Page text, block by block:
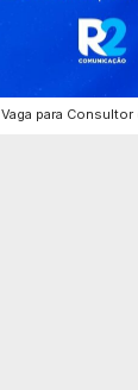
Vaga para